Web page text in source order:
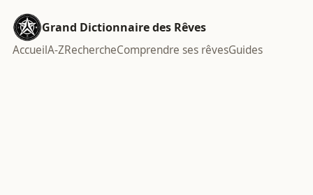
Grand Dictionnaire des Rêves
AccueilA-ZRechercheComprendre ses rêvesGuides